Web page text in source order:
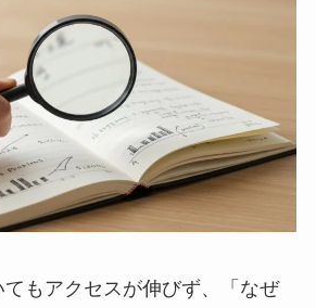
もアクセスが伸びず、「なぜ